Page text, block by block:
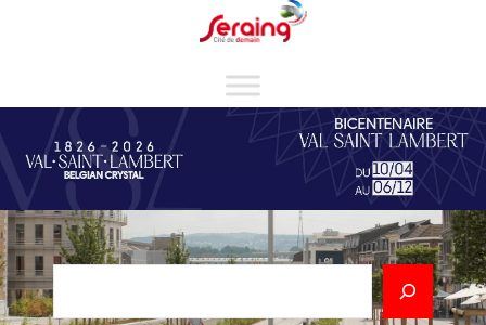
Rechercher
Cookies management panel